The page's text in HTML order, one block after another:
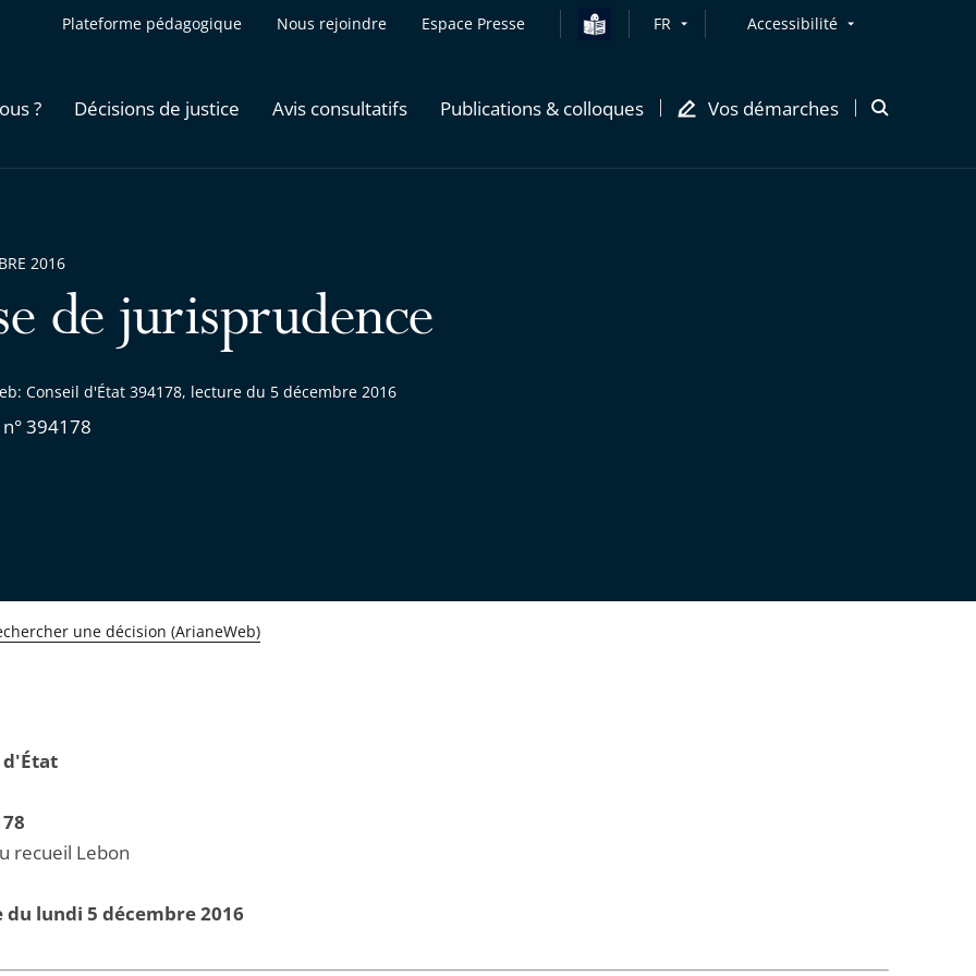
Plateforme pédagogique Nous rejoindre Espace Presse FR Accessibilité
? Décisions de justice Avis consultatifs Publications & colloques Vos démarches
Ouvrir
de jurisprudence
Conseil d'État 394178, lecture du 5 décembre 2016
394178
2016
une décision (ArianeWeb)
d'État
recueil Lebon
du lundi 5 décembre 2016